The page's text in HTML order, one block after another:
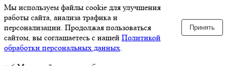
Мы используем файлы cookie для улучшения
работы сайта, анализа трафика и
персонализации. Продолжая пользоваться
сайтом, вы соглашаетесь с нашей Политикой
обработки персональных данных.
Принять